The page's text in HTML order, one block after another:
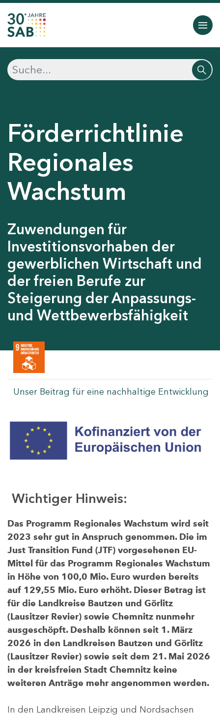
Förderrichtlinie
Regionales
Wachstum
Zuwendungen für
Investitionsvorhaben der
gewerblichen Wirtschaft und
der freien Berufe zur
Steigerung der Anpassungs-
und Wettbewerbsfähigkeit
Unser Beitrag für eine nachhaltige Entwicklung
Wichtiger Hinweis:
Das Programm Regionales Wachstum wird seit
2023 sehr gut in Anspruch genommen. Die im
Just Transition Fund (JTF) vorgesehenen EU-
Mittel für das Programm Regionales Wachstum
in Höhe von 100,0 Mio. Euro wurden bereits
auf 129,55 Mio. Euro erhöht. Dieser Betrag ist
für die Landkreise Bautzen und Görlitz
(Lausitzer Revier) sowie Chemnitz nunmehr
ausgeschöpft. Deshalb können seit 1. März
2026 in den Landkreisen Bautzen und Görlitz
(Lausitzer Revier) sowie seit dem 21. Mai 2026
in der kreisfreien Stadt Chemnitz keine
weiteren Anträge mehr angenommen werden.
In den Landkreisen Leipzig und Nordsachsen